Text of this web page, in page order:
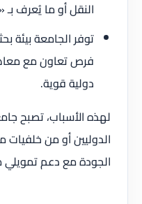
النقل أو ما يُعرف بـ «Semester ticket»).
توفر الجامعة بيئة
فرص تعاون مع
دولية قوية.
لهذه الأسباب، تصبح
الدوليين أو من
الجودة مع دعم